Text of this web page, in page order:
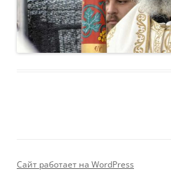
Сайт работает на WordPress